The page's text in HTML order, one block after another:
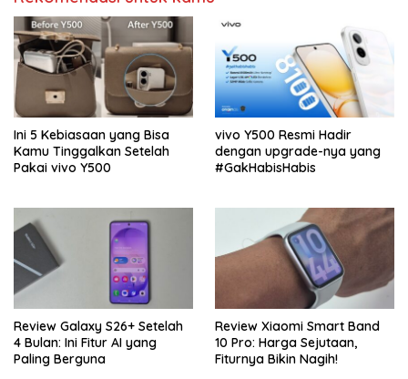
Ini 5 Kebiasaan yang Bisa
Kamu Tinggalkan Setelah
Pakai vivo Y500
vivo Y500 Resmi Hadir
dengan upgrade-nya yang
#GakHabisHabis
Review Galaxy S26+ Setelah
4 Bulan: Ini Fitur AI yang
Paling Berguna
Review Xiaomi Smart Band
10 Pro: Harga Sejutaan,
Fiturnya Bikin Nagih!